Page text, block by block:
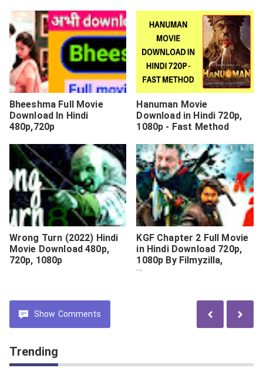
Bheeshma Full Movie
Download In Hindi
480p,720p
Hanuman Movie
Download in Hindi 720p,
1080p - Fast Method
Wrong Turn (2022) Hindi
Movie Download 480p,
720p, 1080p
KGF Chapter 2 Full Movie
in Hindi Download 720p,
1080p By Filmyzilla,
Filmymaza, Filmywap
Show Comments
Trending